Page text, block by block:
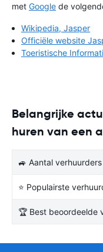
met Google de
Wikipedia, Jasper
Officiële website
Toeristische
Belangrijke
huren van een
🚙 Aantal verhuurders
⭐ Populairste
🏆 Best beoordeelde